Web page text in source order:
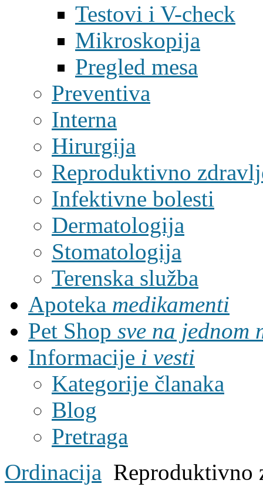
Testovi i V-check
Mikroskopija
Pregled mesa
Preventiva
Interna
Hirurgija
Reproduktivno
Infektivne bolesti
Dermatologija
Stomatologija
Terenska služba
Apoteka medikamenti
Pet Shop sve na jednom
Informacije i vesti
Kategorije članaka
Blog
Pretraga
Ordinacija Reproduktivno